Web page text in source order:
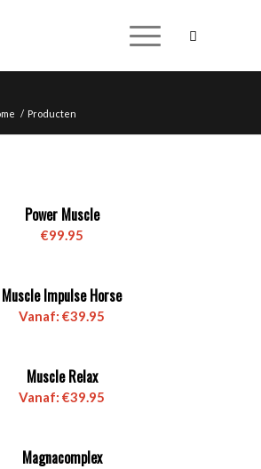
/ Producten
Power Muscle
€99.95
5.00
Muscle Impulse Horse
Vanaf:€39.95
Muscle Relax
Vanaf:€39.95
Magnacomplex